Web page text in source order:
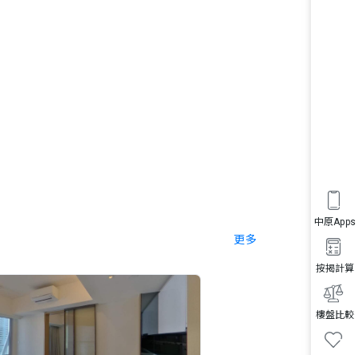
樓盤比較
按揭計算
中原Apps
更多